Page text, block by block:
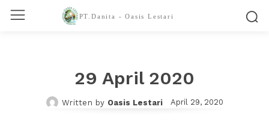
PT.Danita - Oasis Lestari
29 April 2020
Written by Oasis Lestari April 29, 2020